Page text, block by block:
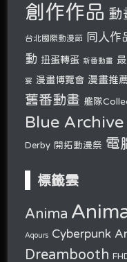
創作作品 動
台北國際動漫節 同人作
動 扭蛋轉蛋 新番動畫
宴 漫畫博覽會 漫畫推
舊番動畫 艦隊
Blue Archive
Derby 開拓動漫祭 電
標籤雲
Anima
Aqours Cyberpunk
Dreambooth